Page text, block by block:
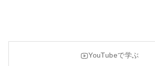
YouTubeで学ぶ